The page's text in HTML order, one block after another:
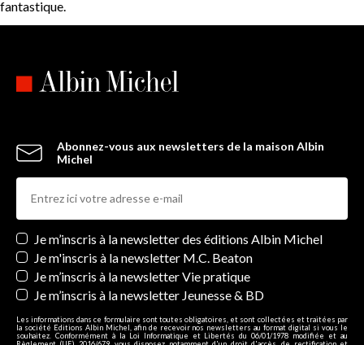
fantastique.
Abonnez-vous aux newsletters de la maison Albin
Michel
Newsletters
Je m’inscris à la newsletter des éditions Albin Michel
Je m'inscris à la newsletter M.C. Beaton
Je m’inscris à la newsletter Vie pratique
Je m’inscris à la newsletter Jeunesse & BD
Les informations dans ce formulaire sont toutes obligatoires, et sont collectées et traitées par
la société Editions Albin Michel, afin de recevoir nos newsletters au format digital si vous le
souhaitez. Conformément à la Loi Informatique et Libertés du 06/01/1978 modifiée et au